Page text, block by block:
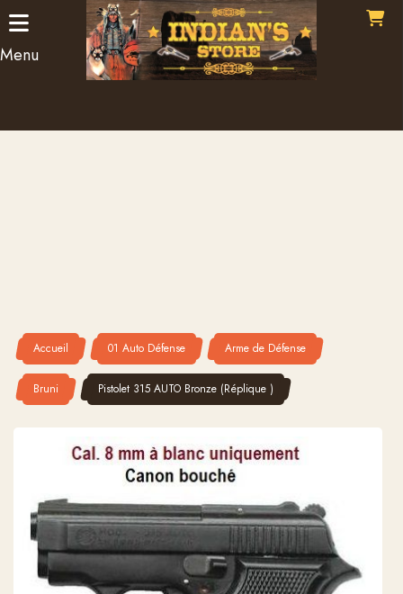
Menu
Accueil 01 Auto Défense Arme de Défense
Bruni Pistolet 315 AUTO Bronze (Réplique )
Panneau de gestion des cookies